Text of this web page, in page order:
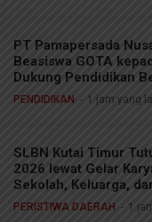
PT Pamapersada
Beasiswa GOTA
Dukung Pendidikan
Perguruan Tinggi
PENDIDIKAN 1 jam yang
SLBN Kutai Timur
2026 lewat Gelar
Sekolah, Keluarga,
PERISTIWA DAERAH 1